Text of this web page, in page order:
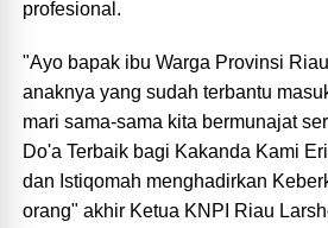
profesional.
"Ayo bapak ibu Warga Provinsi
anaknya yang sudah terbantu
mari sama-sama kita bermunajat
Do'a Terbaik bagi Kakanda Kami
dan Istiqomah menghadirkan
orang" akhir Ketua KNPI Riau